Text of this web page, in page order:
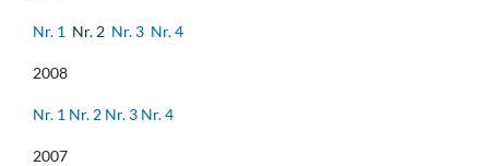
Nr. 1 Nr. 2 Nr. 3 Nr. 4
2008
Nr. 1 Nr. 2 Nr. 3 Nr. 4
2007